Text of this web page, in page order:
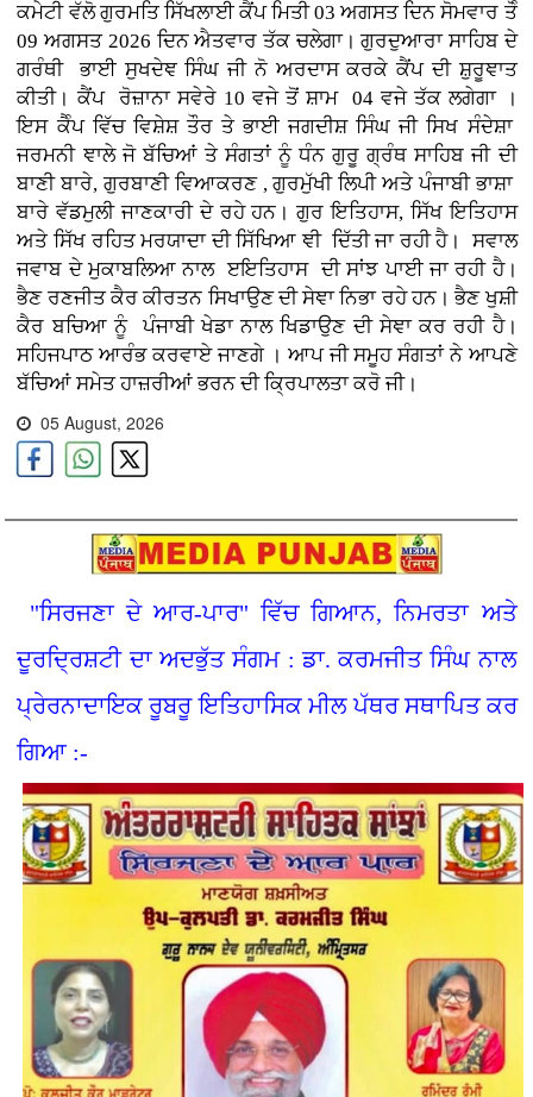
ਕਮੇਟੀ ਵੱਲੋ ਗੁਰਮਤਿ ਸਿੱਖਲਾਈ ਕੈਂਪ ਮਿਤੀ 03 ਅਗਸਤ ਦਿਨ ਸੋਮਵਾਰ ਤੋੰ
09 ਅਗਸਤ 2026 ਦਿਨ ਐਤਵਾਰ ਤੱਕ ਚਲੇਗਾ। ਗੁਰਦੁਆਰਾ ਸਾਹਿਬ ਦੇ
ਗਰੰਥੀ ਭਾਈ ਸੁਖਦੇਞ ਸਿੰਘ ਜੀ ਨੋ ਅਰਦਾਸ ਕਰਕੇ ਕੈਂਪ ਦੀ ਸ਼ੁਰੂਞਾਤ
ਕੀਤੀ। ਕੈਂਪ ਰੋਜ਼ਾਨਾ ਸਵੇਰੇ 10 ਵਜੇ ਤੋਂ ਸ਼ਾਮ 04 ਵਜੇ ਤੱਕ ਲਗੇਗਾ ।
ਇਸ ਕੈੰਪ ਵਿੱਚ ਵਿਸ਼ੇਸ਼ ਤੌਰ ਤੇ ਭਾਈ ਜਗਦੀਸ਼ ਸਿੰਘ ਜੀ ਸਿਖ ਸੰਦੇਸ਼ਾ
ਜਰਮਨੀ ਞਾਲੇ ਜੋ ਬੱਚਿਆਂ ਤੇ ਸੰਗਤਾਂ ਨੂੰ ਧੰਨ ਗੁਰੂ ਗ੍ਰੰਥ ਸਾਹਿਬ ਜੀ ਦੀ
ਬਾਣੀ ਬਾਰੇ, ਗੁਰਬਾਣੀ ਵਿਆਕਰਣ , ਗੁਰਮੁੱਖੀ ਲਿਪੀ ਅਤੇ ਪੰਜਾਬੀ ਭਾਸ਼ਾ
ਬਾਰੇ ਵੱਡਮੁਲੀ ਜਾਣਕਾਰੀ ਦੇ ਰਹੇ ਹਨ। ਗੁਰ ਇਤਿਹਾਸ, ਸਿੱਖ ਇਤਿਹਾਸ
ਅਤੇ ਸਿੱਖ ਰਹਿਤ ਮਰਯਾਦਾ ਦੀ ਸਿੱਖਿਆ ਞੀ ਦਿੱਤੀ ਜਾ ਰਹੀ ਹੈ। ਸਵਾਲ
ਜਵਾਬ ਦੇ ਮੁਕਾਬਲਿਆ ਨਾਲ ੲਇਤਿਹਾਸ ਦੀ ਸਾਂਝ ਪਾਈ ਜਾ ਰਹੀ ਹੈ।
ਭੈਣ ਰਣਜੀਤ ਕੈਰ ਕੀਰਤਨ ਸਿਖਾਉਣ ਦੀ ਸੇਞਾ ਨਿਭਾ ਰਹੇ ਹਨ। ਭੈਣ ਖੁਸ਼ੀ
ਕੈਰ ਬਚਿਆ ਨੂੰ ਪੰਜਾਬੀ ਖੇਡਾ ਨਾਲ ਖਿਡਾਉਣ ਦੀ ਸੇਞਾ ਕਰ ਰਹੀ ਹੈ।
ਸਹਿਜਪਾਠ ਆਰੰਭ ਕਰਵਾਏ ਜਾਣਗੇ । ਆਪ ਜੀ ਸਮੂਹ ਸੰਗਤਾਂ ਨੇ ਆਪਣੇ
ਬੱਚਿਆਂ ਸਮੇਤ ਹਾਜ਼ਰੀਆਂ ਭਰਨ ਦੀ ਕ੍ਰਿਪਾਲਤਾ ਕਰੋ ਜੀ।
05 August, 2026
"ਸਿਰਜਣਾ ਦੇ ਆਰ-ਪਾਰ" ਵਿੱਚ ਗਿਆਨ, ਨਿਮਰਤਾ ਅਤੇ
ਦੂਰਦ੍ਰਿਸ਼ਟੀ ਦਾ ਅਦਭੁੱਤ ਸੰਗਮ : ਡਾ. ਕਰਮਜੀਤ ਸਿੰਘ ਨਾਲ
ਪ੍ਰੇਰਨਾਦਾਇਕ ਰੂਬਰੂ ਇਤਿਹਾਸਿਕ ਮੀਲ ਪੱਥਰ ਸਥਾਪਿਤ ਕਰ
ਗਿਆ :-